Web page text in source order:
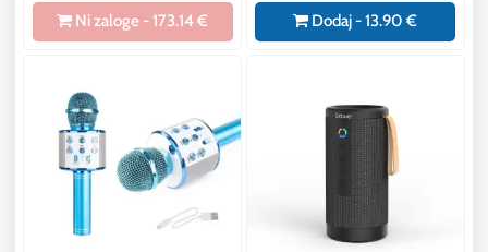
USB/SD/AUX 7200mAh
Ni zaloge - 173.14 €
Dodaj - 13.90 €